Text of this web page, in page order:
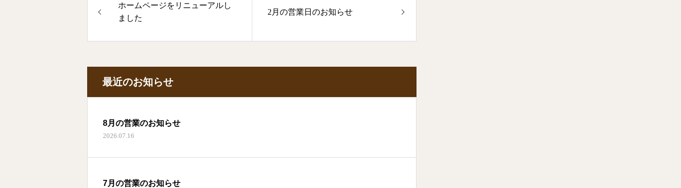
ホームページをリニューアルし
ました
2月の営業日のお知らせ
最近のお知らせ
8月の営業のお知らせ
2026.07.16
7月の営業のお知らせ